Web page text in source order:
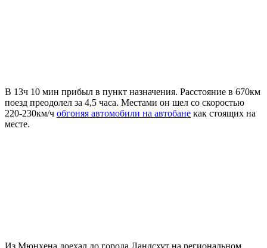
В 13ч 10 мин прибыл в пункт назначения. Расстояние в 670км
поезд преодолел за 4,5 часа. Местами он шел со скоростью
220-230км/ч обгоняя автомобили на автобане как стоящих на
месте.